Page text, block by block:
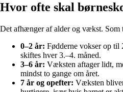
Hvor ofte skal
Det afhænger af alder og vækst. Som
0–2 år: Fødderne vokser op til
skiftes hver 3.–4. måned.
3–6 år: Væksten aftager lidt,
mindst to gange om året.
7 år og opefter: Væksten